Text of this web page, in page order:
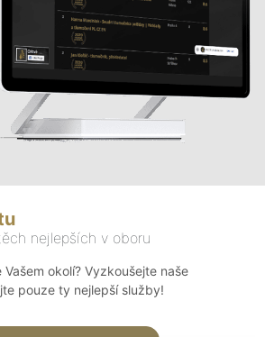
nejlepších v oboru
okolí? Vyzkoušejte naše
pouze ty nejlepší služby!